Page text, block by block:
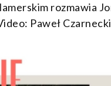
rozmawia
Paweł